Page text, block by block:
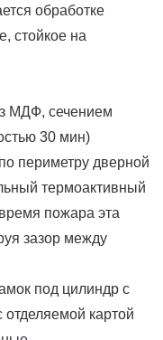
обработке
стойкое на
МДФ, сечением
30 мин)
по периметру дверной
термоактивный
пожара эта
зазор между
под цилиндр с
картой